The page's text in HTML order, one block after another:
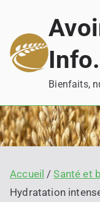
contenu
Bienfaits,
Accueil
Santé et
Hydratation